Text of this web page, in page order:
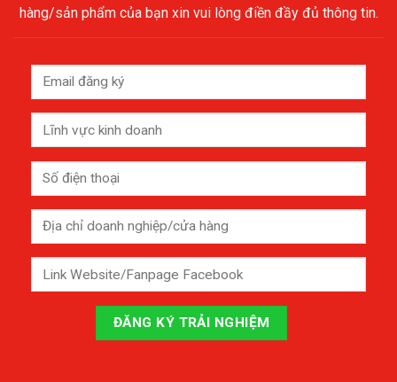
hàng/sản phẩm của bạn xin vui lòng điền đầy đủ thông tin.